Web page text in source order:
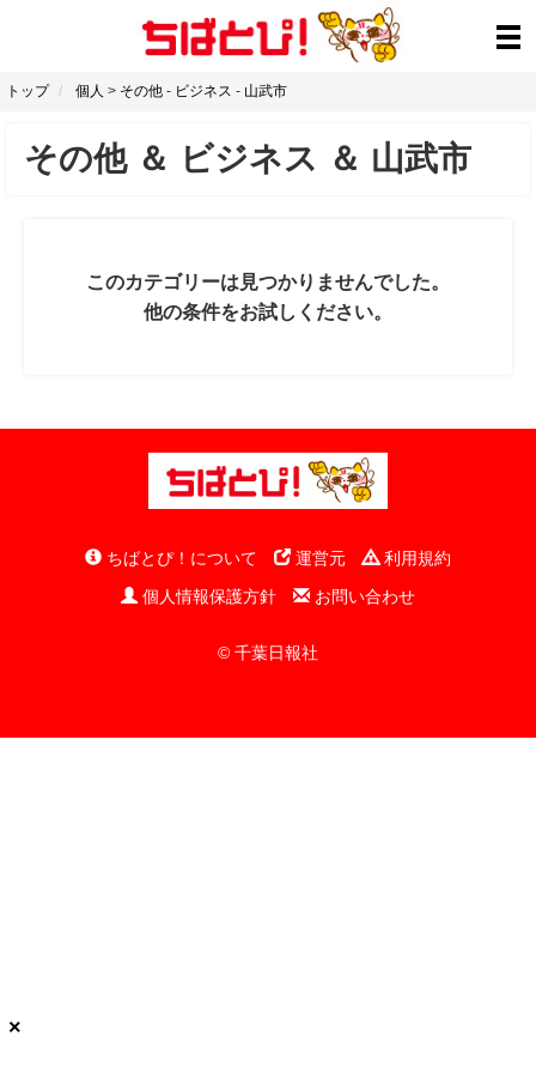
トップ 個人 > その他 - ビジネス - 山武市
その他＆ ビジネス ＆ 山武市
このカテゴリーは見つかりませんでした。
他の条件をお試しください。
ちばとぴ！について 運営元
利用規約
個人情報保護方針
お問い合わせ
© 千葉日報社
×